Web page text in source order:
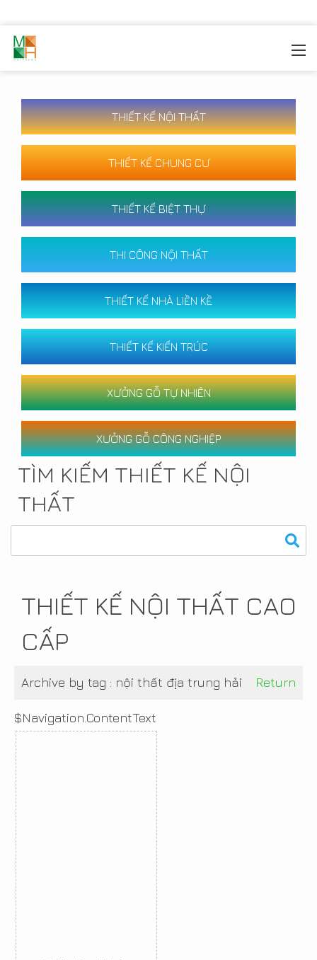
THIẾT KẾ NỘI THẤT
THIẾT KẾ CHUNG CƯ
THIẾT KẾ BIỆT THỰ
THI CÔNG NỘI THẤT
THIẾT KẾ NHÀ LIỀN KỀ
THIẾT KẾ KIẾN TRÚC
XƯỞNG GỖ TỰ NHIÊN
XƯỞNG GỖ CÔNG NGHIỆP
TÌM KIẾM THIẾT KẾ NỘI
THẤT
THIẾT KẾ NỘI THẤT CAO
CẤP
Archive by tag : nội thất địa trung hải Return
$Navigation.ContentText